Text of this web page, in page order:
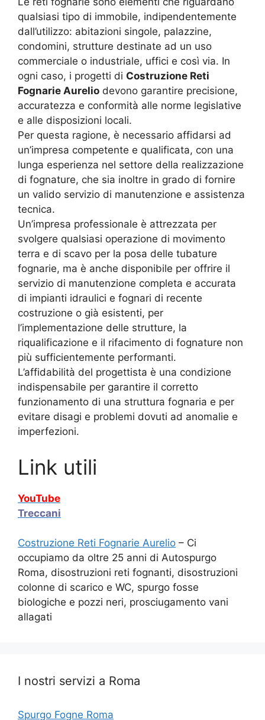
qualsiasi tipo di immobile, indipendentemente
dall’utilizzo: abitazioni singole, palazzine,
condomini, strutture destinate ad un uso
commerciale o industriale, uffici e così via. In
ogni caso, i progetti di Costruzione Reti
Fognarie Aurelio devono garantire precisione,
accuratezza e conformità alle norme legislative
e alle disposizioni locali.
Per questa ragione, è necessario affidarsi ad
un’impresa competente e qualificata, con una
lunga esperienza nel settore della realizzazione
di fognature, che sia inoltre in grado di fornire
un valido servizio di manutenzione e assistenza
tecnica.
Un’impresa professionale è attrezzata per
svolgere qualsiasi operazione di movimento
terra e di scavo per la posa delle tubature
fognarie, ma è anche disponibile per offrire il
servizio di manutenzione completa e accurata
di impianti idraulici e fognari di recente
costruzione o già esistenti, per
l’implementazione delle strutture, la
riqualificazione e il rifacimento di fognature non
più sufficientemente performanti.
L’affidabilità del progettista è una condizione
indispensabile per garantire il corretto
funzionamento di una struttura fognaria e per
evitare disagi e problemi dovuti ad anomalie e
imperfezioni.
Link utili
YouTube
Treccani
Costruzione Reti Fognarie Aurelio – Ci
occupiamo da oltre 25 anni di Autospurgo
Roma, disostruzioni reti fognanti, disostruzioni
colonne di scarico e WC, spurgo fosse
biologiche e pozzi neri, prosciugamento vani
allagati
I nostri servizi a Roma
Spurgo Fogne Roma